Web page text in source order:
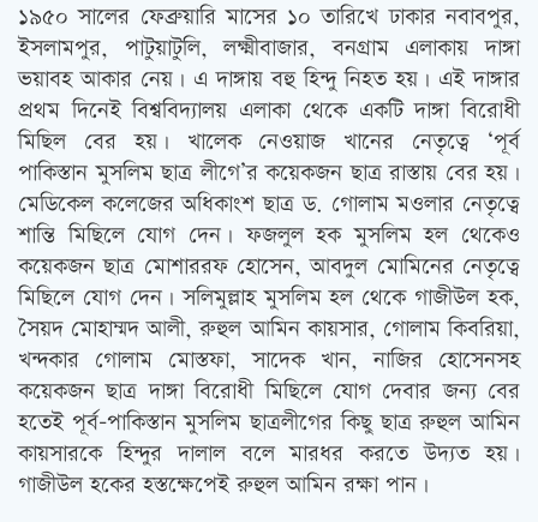
১৯৫০ সালের ফেব্রুয়ারি মাসের ১০ তারিখে ঢাকার নবাবপুর,
ইসলামপুর, পাটুয়াটুলি, লক্ষ্মীবাজার, বনগ্রাম এলাকায় দাঙ্গা
ভয়াবহ আকার নেয়। এ দাঙ্গায় বহু হিন্দু নিহত হয়। এই দাঙ্গার
প্রথম দিনেই বিশ্ববিদ্যালয় এলাকা থেকে একটি দাঙ্গা বিরোধী
মিছিল বের হয়। খালেক নেওয়াজ খানের নেতৃত্বে ‘পূর্ব
পাকিস্তান মুসলিম ছাত্র লীগে’র কয়েকজন ছাত্র রাস্তায় বের হয়।
মেডিকেল কলেজের অধিকাংশ ছাত্র ড. গোলাম মওলার নেতৃত্বে
শান্তি মিছিলে যোগ দেন। ফজলুল হক মুসলিম হল থেকেও
কয়েকজন ছাত্র মোশাররফ হোসেন, আবদুল মোমিনের নেতৃত্বে
মিছিলে যোগ দেন। সলিমুল্লাহ মুসলিম হল থেকে গাজীউল হক,
সৈয়দ মোহাম্মদ আলী, রুহুল আমিন কায়সার, গোলাম কিবরিয়া,
খন্দকার গোলাম মোস্তফা, সাদেক খান, নাজির হোসেনসহ
কয়েকজন ছাত্র দাঙ্গা বিরোধী মিছিলে যোগ দেবার জন্য বের
হতেই পূর্ব-পাকিস্তান মুসলিম ছাত্রলীগের কিছু ছাত্র রুহুল আমিন
কায়সারকে হিন্দুর দালাল বলে মারধর করতে উদ্যত হয়।
গাজীউল হকের হস্তক্ষেপেই রুহুল আমিন রক্ষা পান।